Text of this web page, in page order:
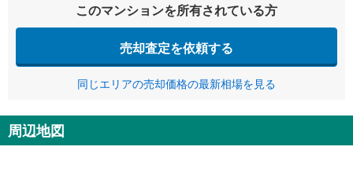
このマンションを所有されている方
売却査定を依頼する
同じエリアの売却価格の最新相場を見る
周辺地図